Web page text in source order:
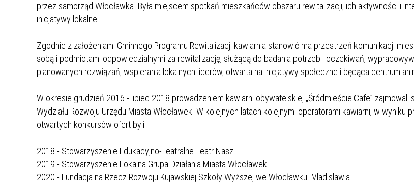
przez samorząd Włocławka. Była miejscem spotkań mieszkańców obszaru rewitalizacji, ich aktywności i
inicjatywy lokalne.
Zgodnie z założeniami Gminnego Programu Rewitalizacji kawiarnia stanowić ma przestrzeń komunikacji
sobą i podmiotami odpowiedzialnymi za rewitalizację, służącą do badania potrzeb i oczekiwań,
planowanych rozwiązań, wspierania lokalnych liderów, otwarta na inicjatywy społeczne i będąca centrum
W okresie grudzień 2016 - lipiec 2018 prowadzeniem kawiarni obywatelskiej „Śródmieście Cafe” zajmowali
Wydziału Rozwoju Urzędu Miasta Włocławek. W kolejnych latach kolejnymi operatorami kawiarni, w wyniku
otwartych konkursów ofert byli:
2018 - Stowarzyszenie Edukacyjno-Teatralne Teatr Nasz
2019 - Stowarzyszenie Lokalna Grupa Działania Miasta Włocławek
2020 - Fundacja na Rzecz Rozwoju Kujawskiej Szkoły Wyższej we Włocławku "Vladislawia"